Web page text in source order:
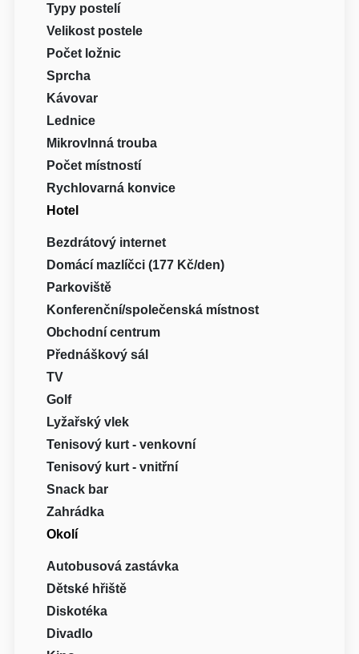
Typy postelí
Velikost postele
Počet ložnic
Sprcha
Kávovar
Lednice
Mikrovlnná trouba
Počet místností
Rychlovarná konvice
Hotel
Bezdrátový internet
Domácí mazlíčci (177 Kč/den)
Parkoviště
Konferenční/společenská místnost
Obchodní centrum
Přednáškový sál
TV
Golf
Lyžařský vlek
Tenisový kurt - venkovní
Tenisový kurt - vnitřní
Snack bar
Zahrádka
Okolí
Autobusová zastávka
Dětské hřiště
Diskotéka
Divadlo